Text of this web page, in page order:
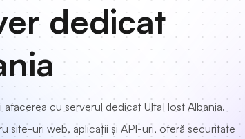
dedicat
afacerea cu serverul dedicat UltaHost Albania.
site-uri web, aplicații și API-uri, oferă securitate